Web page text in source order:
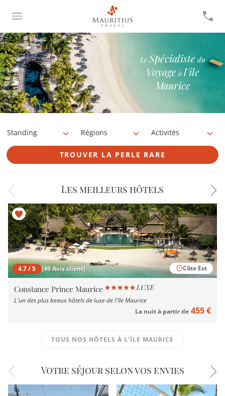
LeSpécialiste du
Voyage à l'île
Maurice
Standing Régions Activités
TROUVER LA PERLE RARE
Les meilleurs hôtels
4.7 / 5 (49 Avis client) Côte Est
Constance Prince Maurice
L'un des plus beaux hôtels de luxe de l'île Maurice
La nuit à partir de 455 €
TOUS NOS HÔTELS À L'ÎLE MAURICE
Votre séjour selon vos envies